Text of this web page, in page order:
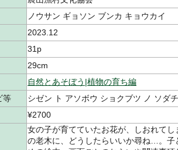
ノウサン ギョソン ブンカ キョウカイ
2023.12
31p
29cm
自然とあそぼう|植物の育ち編
等
シゼン ト アソボウ ショクブツ ノ ソダ
¥2700
女の子が育てていたお花が、しおれて
の老木に、どうしたらいいか尋ね…。